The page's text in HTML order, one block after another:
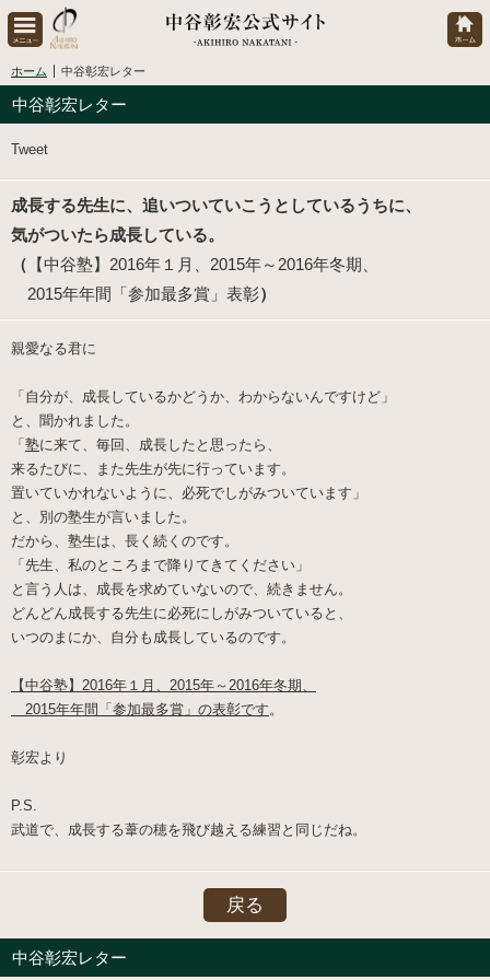
ホーム 中谷彰宏レター
中谷彰宏レター
Tweet
成長する先生に、追いついていこうとしているうちに、
気がついたら成長している。
（ 【中谷塾】2016年１月、2015年～2016年冬期、
2015年年間「参加最多賞」表彰）
親愛なる君に
「自分が、成長しているかどうか、わからないんですけど」
と、聞かれました。
「 塾に来て、毎回、成長したと思ったら、
来るたびに、また先生が先に行っています。
置いていかれないように、必死でしがみついています」
と、別の塾生が言いました。
だから、塾生は、長く続くのです。
「先生、私のところまで降りてきてください」
と言う人は、成長を求めていないので、続きません。
どんどん成長する先生に必死にしがみついていると、
いつのまにか、自分も成長しているのです。
【中谷塾】2016年１月、2015年～2016年冬期、
2015年年間「参加最多賞」の表彰です。
彰宏より
P.S.
武道で、成長する葦の穂を飛び越える練習と同じだね。
戻る
中谷彰宏レター